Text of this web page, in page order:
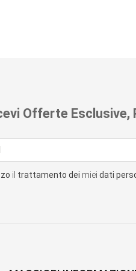
Offerte Esclusive,
il trattamento dei miei dati